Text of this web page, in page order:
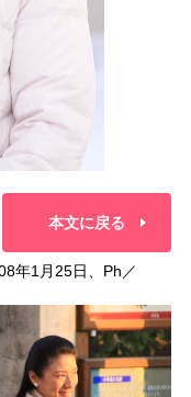
本文に戻る
年1月25日、Ph／